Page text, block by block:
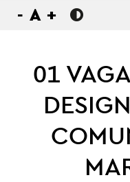
- A +
01